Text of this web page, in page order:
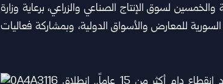
والخمسين لسوق الإنتاج الصناعي والزراعي، برعاية وزارة
للمعارض والأسواق الدولية، وبمشاركة فعاليات